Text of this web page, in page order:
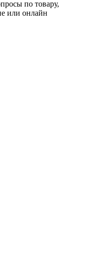
по товару,
или онлайн